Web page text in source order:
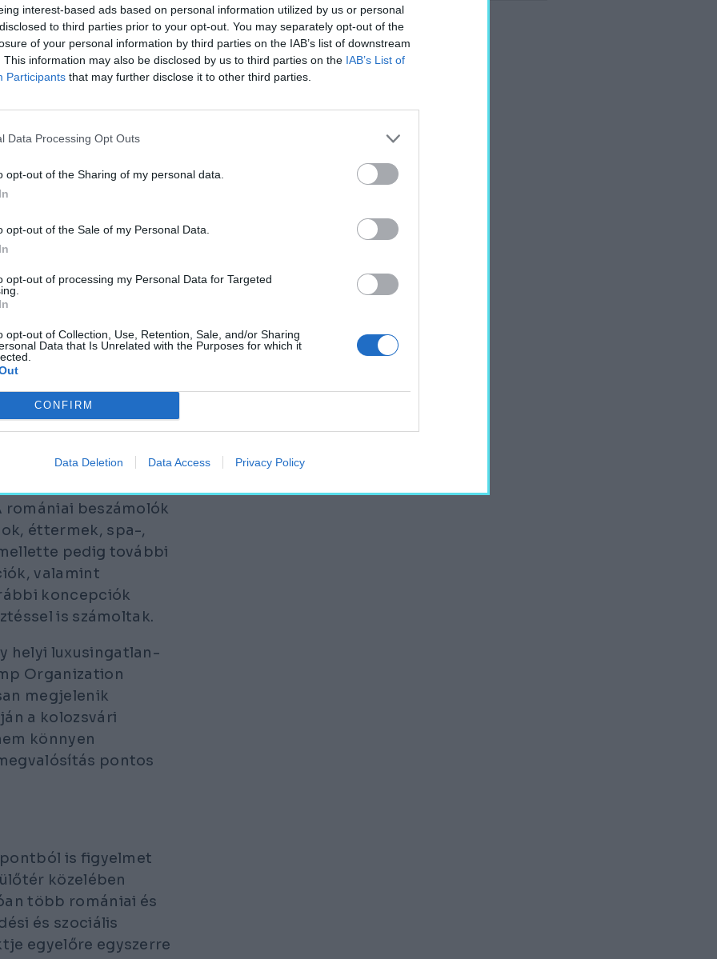
interest-based ads based on personal information utilized by us or personal
to third parties prior to your opt-out. You may separately opt-out of the
of your personal information by third parties on the IAB’s list of downstream
This information may also be disclosed by us to third parties on the IAB’s List of
Participants that may further disclose it to other third parties.
Data Processing Opt Outs
opt-out of the Sharing of my personal data.
opt-out of the Sale of my Personal Data.
opt-out of processing my Personal Data for Targeted
opt-out of Collection, Use, Retention, Sale, and/or Sharing
Data that Is Unrelated with the Purposes for which it
CONFIRM
Data Deletion Data Access Privacy Policy
már tartalmazza a
készül
már
Napoca néven futó
amerikai Trump-
pedig
Mindkettő romániai
a Borzás-
a korábban
adott a projekt
engedélyt.
30 emeletes
beszámolók
éttermek, spa-,
pedig további
valamint
koncepciók
is számoltak.
helyi luxusingatlan-
Organization
megjelenik
a kolozsvári
könnyen
pontos
is figyelmet
közelében
több romániai és
és szociális
egyelőre egyszerre